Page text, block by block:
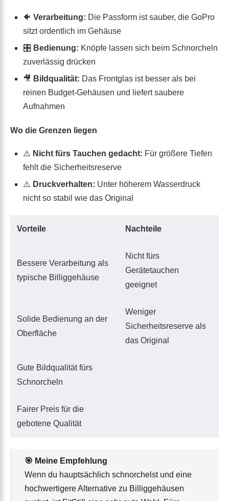
🐠 Verarbeitung: Die Passform ist sauber, die GoPro
sitzt ordentlich im Gehäuse
🎛 Bedienung: Knöpfe lassen sich beim Schnorcheln
zuverlässig drücken
🎥 Bildqualität: Das Frontglas ist besser als bei
reinen Budget-Gehäusen und liefert saubere
Aufnahmen
Wo die Grenzen liegen
⚠️ Nicht fürs Tauchen gedacht: Für größere Tiefen
fehlt die Sicherheitsreserve
⚠️ Druckverhalten: Unter höherem Wasserdruck
nicht so stabil wie das Original
Vorteile Nachteile
Bessere Verarbeitung als
typische Billiggehäuse
Nicht fürs
Gerätetauchen
geeignet
Solide Bedienung an der
Oberfläche
Weniger
Sicherheitsreserve als
das Original
Gute Bildqualität fürs
Schnorcheln
Fairer Preis für die
gebotene Qualität
🎯 Meine Empfehlung
Wenn du hauptsächlich schnorchelst und eine
hochwertigere Alternative zu Billiggehäusen